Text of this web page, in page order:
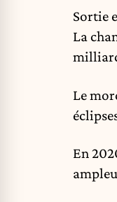
Sortie
La
Le
En